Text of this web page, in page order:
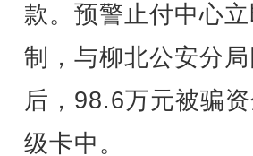
款。预警止付中心
制，与柳北公安分
后，98.6万元被骗
级卡中。